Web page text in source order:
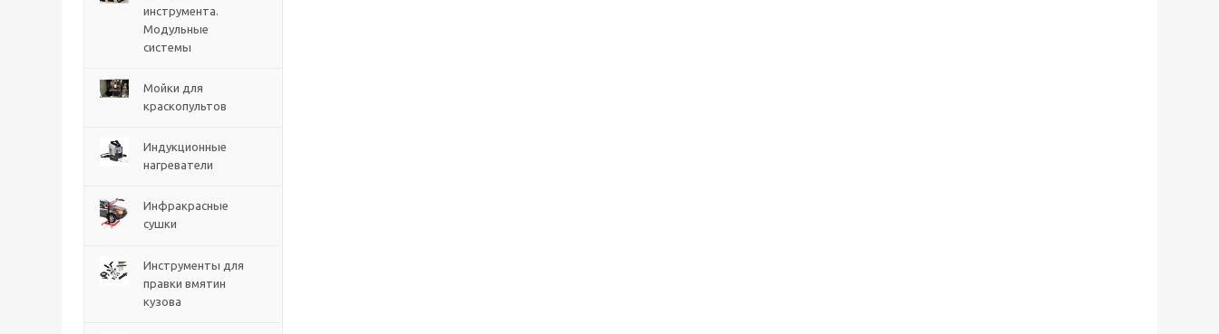
инструмента.
Модульные
системы
Мойки для
краскопультов
Индукционные
нагреватели
Инфракрасные
сушки
Инструменты для
правки вмятин
кузова